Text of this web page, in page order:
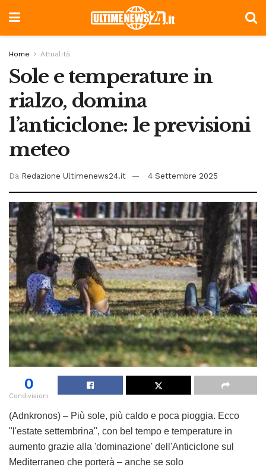
Home Attualità
Sole e temperature in
rialzo, domina
l’anticiclone: le previsioni
meteo
Da Redazione Ultimenews24.it 4 Settembre 2025
0
Condivisioni
(Adnkronos) – Più sole, più caldo e poca pioggia. Ecco
"l'estate settembrina", con bel tempo e temperature in
aumento grazie alla 'dominazione' dell'Anticiclone sul
Mediterraneo che porterà – anche se solo